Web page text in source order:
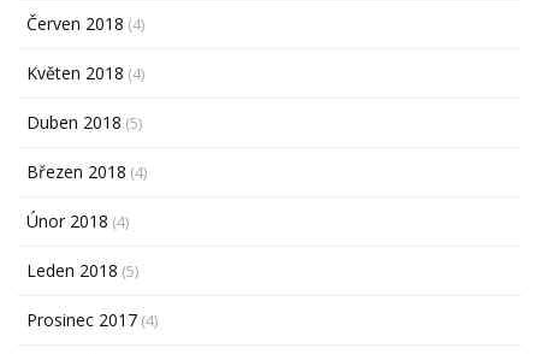
Červen 2018 (4)
Květen 2018 (4)
Duben 2018 (5)
Březen 2018 (4)
Únor 2018 (4)
Leden 2018 (5)
Prosinec 2017 (4)